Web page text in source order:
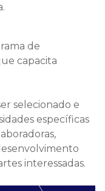
de
capacita
selecionado e
específicas
interessadas.